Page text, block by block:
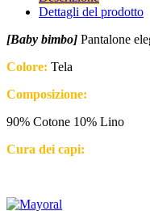
Dettagli del prodotto
[Baby bimbo] Pantalone
Colore: Tela
Composizione:
90% Cotone 10% Lino
Cura dei capi: